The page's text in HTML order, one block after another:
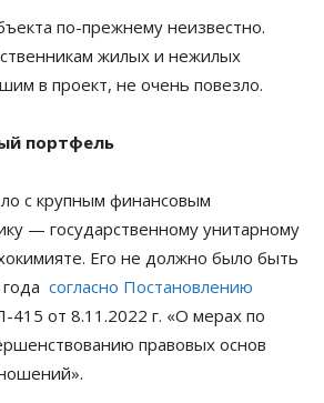
по-прежнему неизвестно.
жилых и нежилых
в проект, не очень повезло.
портфель
с крупным финансовым
— государственному унитарному
Его не должно было быть
согласно Постановлению
от 8.11.2022 г. «О мерах по
правовых основ